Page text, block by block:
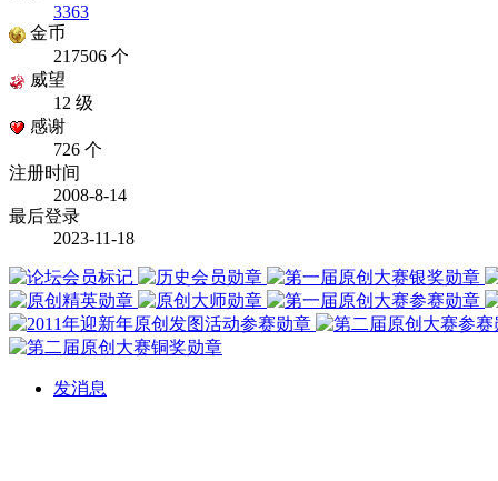
3363
金币
217506 个
威望
12 级
感谢
726 个
注册时间
2008-8-14
最后登录
2023-11-18
发消息